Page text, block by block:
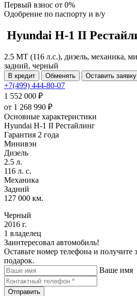
Первый взнос от 0%
Одобрение по паспорту и в/у
Hyundai H-1 II
2.5 MT (116 л.с.), дизель, механика,
задний, черный
В кредит Обменять Оставить заявку
+7(499) 444-80-07
1 552 000 ₽
от 1 268 990 ₽
Основные характеристики
Hyundai H-1 II Рестайлинг
Гарантия 2 года
Минивэн
Дизель
2.5 л.
116 л. с.
Механика
Задний
127 000 км.
Черный
2016 г.
1 владелец
Заинтересовал автомобиль!
Оставьте номер телефона и
подарок.
Ваше имя
Отправить